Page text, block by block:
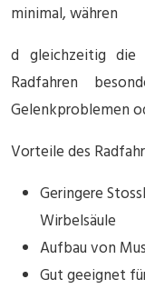
minimal, währen
d gleichzeitig die
Radfahren
Gelenkproblemen
Vorteile des
Geringere
Wirbelsäule
Aufbau von
Gut geeignet